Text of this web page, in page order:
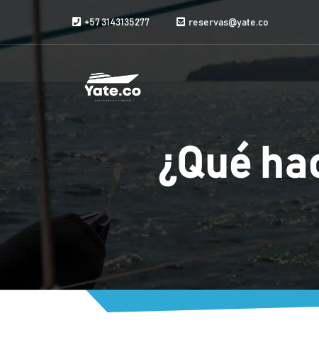
+57 3143135277 reservas@yate.co
¿Qué